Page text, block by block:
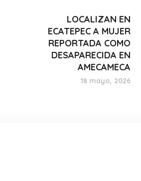
LOCALIZAN EN
ECATEPEC A MUJER
REPORTADA COMO
DESAPARECIDA EN
AMECAMECA
18 mayo, 2026